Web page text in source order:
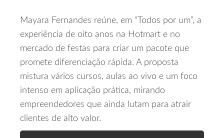
Mayara Fernandes reúne, em “Todos por um”, a
experiência de oito anos na Hotmart e no
mercado de festas para criar um pacote que
promete diferenciação rápida. A proposta
mistura vários cursos, aulas ao vivo e um foco
intenso em aplicação prática, mirando
empreendedores que ainda lutam para atrair
clientes de alto valor.